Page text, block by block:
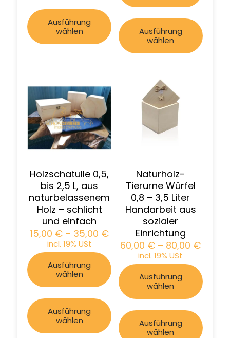
Ausführung
wählen
Ausführung
wählen
Holzschatulle 0,5,
bis 2,5 L, aus
naturbelassenem
Holz – schlicht
und einfach
15,00 € – 35,00 €
incl. 19% USt
Ausführung
wählen
Ausführung
wählen
Naturholz-
Tierurne Würfel
0,8 – 3,5 Liter
Handarbeit aus
sozialer
Einrichtung
60,00 € – 80,00 €
incl. 19% USt
Ausführung
wählen
Ausführung
wählen